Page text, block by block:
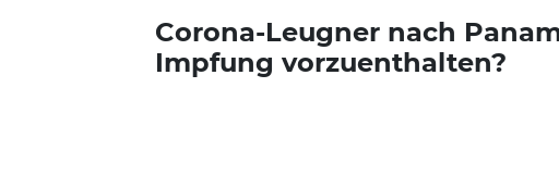
Corona-Leugner nach
Impfung vorzuenthalten?